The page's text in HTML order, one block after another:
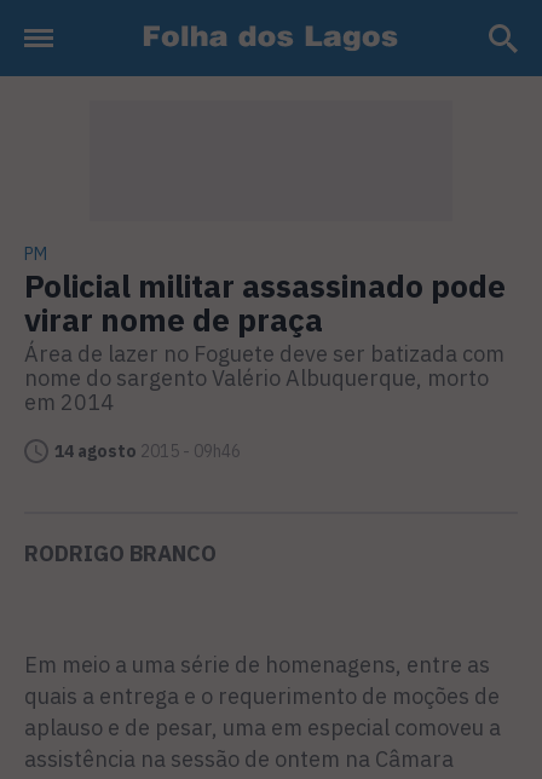
PM
Policial militar assassinado pode
virar nome de praça
Área de lazer no Foguete deve ser batizada com
nome do sargento Valério Albuquerque, morto
em 2014
14 agosto 2015 - 09h46
RODRIGO BRANCO
Em meio a uma série de ho­menagens, entre as
quais a entre­ga e o requerimento de moções de
aplauso e de pesar, uma em especial comoveu a
assistência na sessão de ontem na Câmara